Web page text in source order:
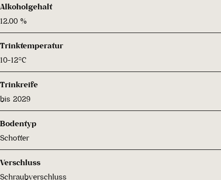
Alkoholgehalt
12.00 %
Trinktemperatur
10-12°C
Trinkreife
bis 2029
Bodentyp
Schotter
Verschluss
Schraubverschluss